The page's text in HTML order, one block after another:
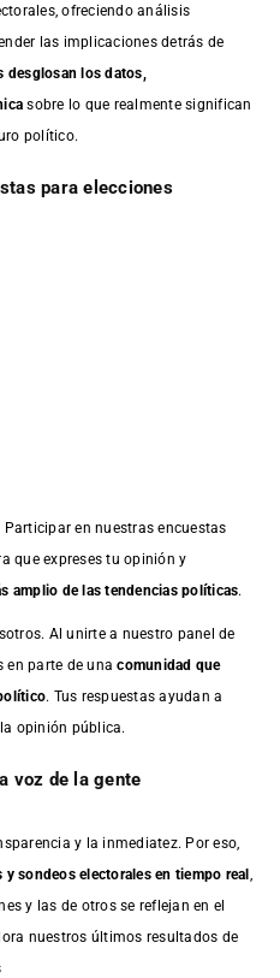
ofreciendo análisis
las implicaciones detrás de
desglosan los datos,
sobre lo que realmente significan
político.
para elecciones
en nuestras encuestas
que expreses tu opinión y
amplio de las tendencias políticas.
Al unirte a nuestro panel de
en parte de unacomunidad que
. Tus respuestas ayudan a
opinión pública.
voz de la gente
y la inmediatez. Por eso,
y sondeos electorales en tiempo real
y las de otros se reflejan en el
nuestros últimos resultados de